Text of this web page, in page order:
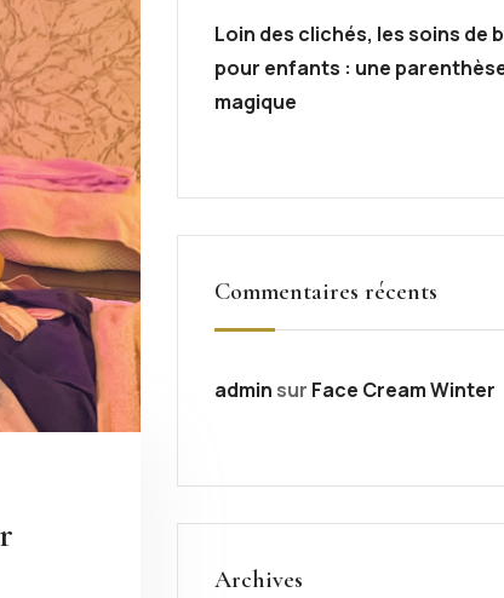
Loin des clichés, les soins de
pour enfants : une
magique
Commentaires récents
admin sur Face Cream Winter
Archives